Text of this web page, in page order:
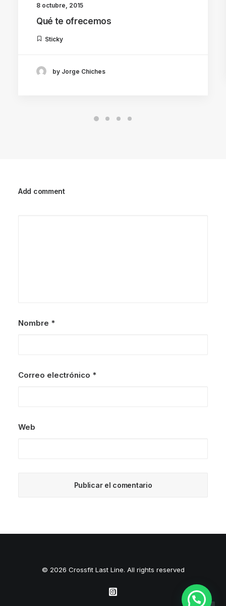
8 octubre, 2015
Qué te ofrecemos
Sticky
by Jorge Chiches
Add comment
Nombre *
Correo electrónico *
Web
© 2026 Crossfit Last Line. All rights reserved